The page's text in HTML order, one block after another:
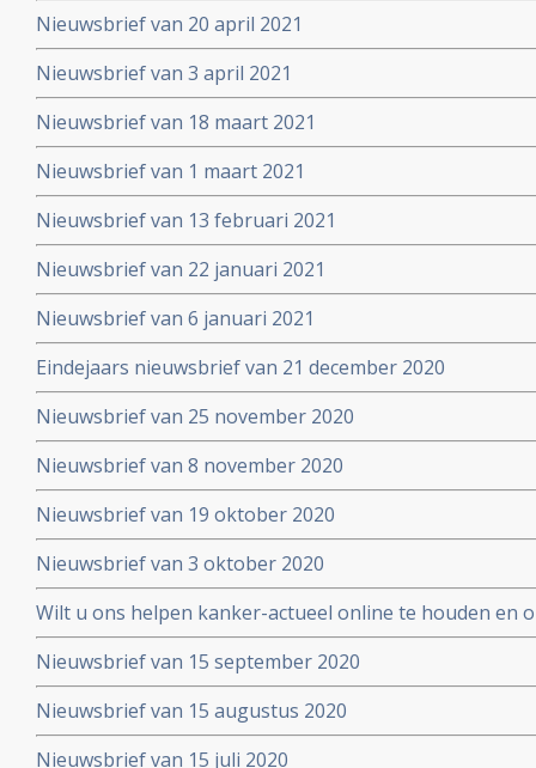
Nieuwsbrief van 20 april 2021
Nieuwsbrief van 3 april 2021
Nieuwsbrief van 18 maart 2021
Nieuwsbrief van 1 maart 2021
Nieuwsbrief van 13 februari 2021
Nieuwsbrief van 22 januari 2021
Nieuwsbrief van 6 januari 2021
Eindejaars nieuwsbrief van 21 december 2020
Nieuwsbrief van 25 november 2020
Nieuwsbrief van 8 november 2020
Nieuwsbrief van 19 oktober 2020
Nieuwsbrief van 3 oktober 2020
Wilt u ons helpen kanker-actueel online te houden en
extra donatie aub?
Nieuwsbrief van 15 september 2020
Nieuwsbrief van 15 augustus 2020
Nieuwsbrief van 15 juli 2020